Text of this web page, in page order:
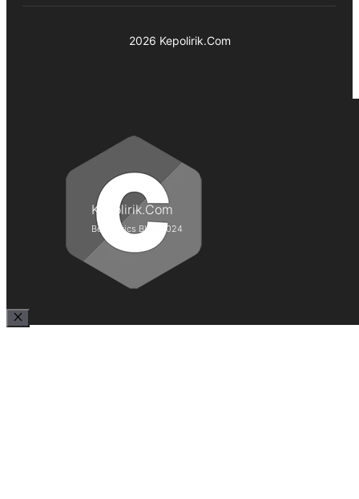
2026 Kepolirik.Com
Kepolirik.Com
Best Lyrics Blog 2024
Close